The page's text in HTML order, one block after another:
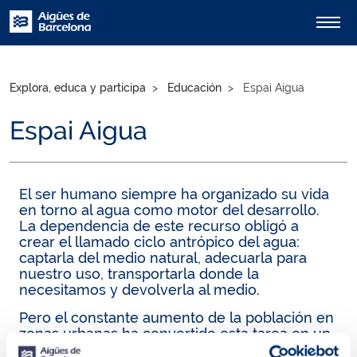
Explora, educa y participa Educación Espai Aigua
Espai Aigua
El ser humano siempre ha organizado su vida
en torno al agua como motor del desarrollo.
La dependencia de este recurso obligó a
crear el llamado ciclo antrópico del agua:
captarla del medio natural, adecuarla para
nuestro uso, transportarla donde la
necesitamos y devolverla al medio.
Pero el constante aumento de la población en
zonas urbanas ha convertido esta tarea en un
reto. La creciente demanda de agua y su